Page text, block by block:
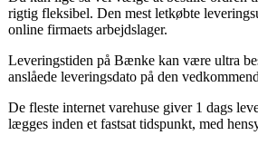
rigtig fleksibel. Den mest letkøbte
online firmaets arbejdslager.
Leveringstiden på Bænke kan være ultra
anslåede leveringsdato på den
De fleste internet varehuse giver 1 dags
lægges inden et fastsat tidspunkt, med